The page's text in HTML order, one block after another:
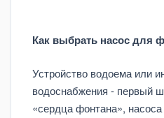
Как выбрать насос для
Устройство водоема или
водоснабжения - первый
«сердца фонтана»,